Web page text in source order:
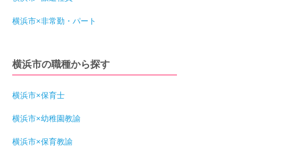
横浜市×非常勤・パート
横浜市の職種から探す
横浜市×保育士
横浜市×幼稚園教諭
横浜市×保育教諭